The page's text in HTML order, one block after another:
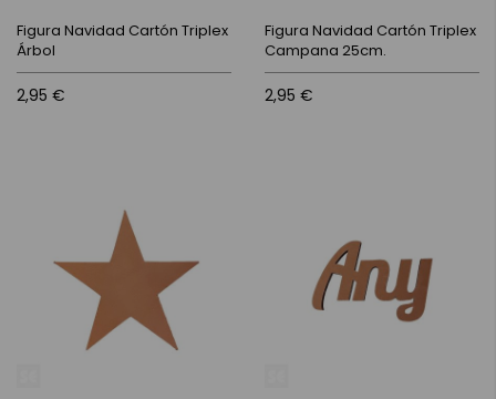
Figura Navidad Cartón Triplex
Árbol
2,95 €
Figura Navidad Cartón Triplex
Campana 25cm.
2,95 €